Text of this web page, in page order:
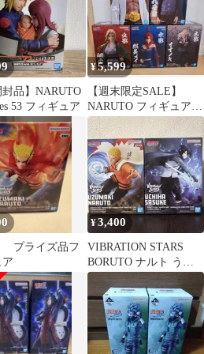
封品】NARUTO
53 フィギュア
¥5,599
【週末限定SALE】
NARUTO フィギュア 5
種セット 五影集結
プライズ品フ
ア
¥3,400
VIBRATION STARS
BORUTO ナルト うち
は サスケ